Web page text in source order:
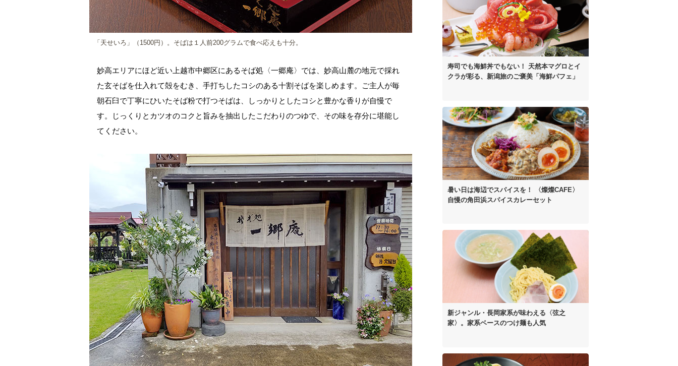
「天せいろ」（1500円）。そばは１人前200グラムで食べ応えも十分。
妙高エリアにほど近い上越市中郷区にあるそば処〈一郷庵〉では、妙高山麓の地元で採れ
た玄そばを仕入れて殻をむき、手打ちしたコシのある十割そばを楽しめます。ご主人が毎
朝石臼で丁寧にひいたそば粉で打つそばは、しっかりとしたコシと豊かな香りが自慢で
す。じっくりとカツオのコクと旨みを抽出したこだわりのつゆで、その味を存分に堪能し
てください。
寿司でも海鮮丼でもない！ 天然本マグロとイ
クラが彩る、 新潟旅のご褒美「海鮮パフェ」
暑い日は海辺でスパイスを！
〈燦燦CAFE〉
自慢の角田浜スパイスカレーセット
新ジャンル・長岡家系が味わえる〈弦之
家〉。 家系ベースのつけ麺も人気